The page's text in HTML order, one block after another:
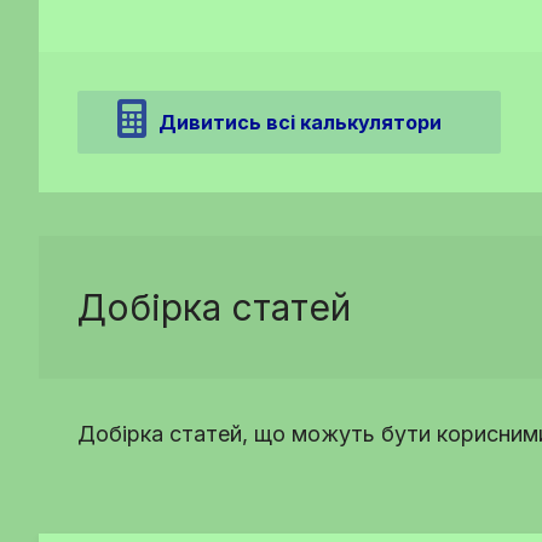
Дивитись всі калькулятори
Добірка статей
Добірка статей, що можуть бути